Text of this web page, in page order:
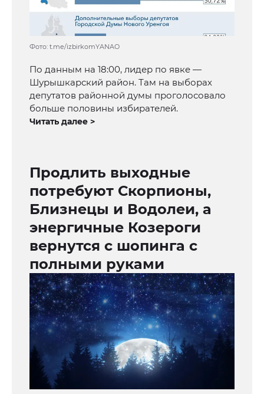
Фото: t.me/izbirkomYANAO
По данным на 18:00, лидер по явке —
Шурышкарский район. Там на выборах
депутатов районной думы проголосовало
больше половины избирателей.
Читать далее >
Продлить выходные
потребуют Скорпионы,
Близнецы и Водолеи, а
энергичные Козероги
вернутся с шопинга с
полными руками